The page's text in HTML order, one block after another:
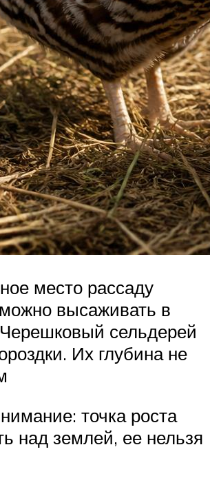
место рассаду
высаживать в
сельдерей
Их глубина не
точка роста
над землей, ее нельзя